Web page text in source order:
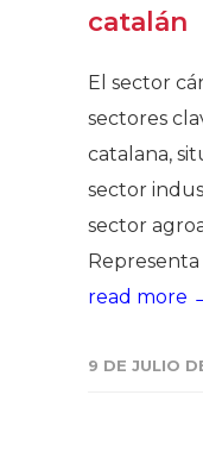
catalán
El sector
sectores
catalana,
sector
sector
Representa
read more
9 DE JULIO